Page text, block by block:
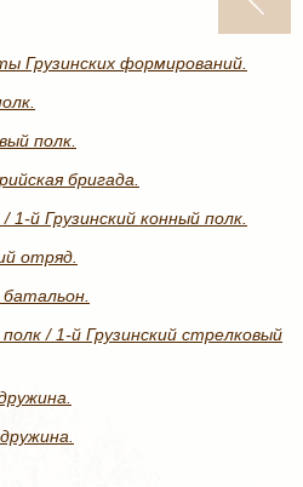
Грузинских формирований.
полк.
бригада.
1-й Грузинский конный полк.
отряд.
/ 1-й Грузинский стрелковый